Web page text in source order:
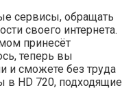
сервисы, обращать
своего интернета.
принесёт
теперь вы
и сможете без труда
в HD 720, подходящие